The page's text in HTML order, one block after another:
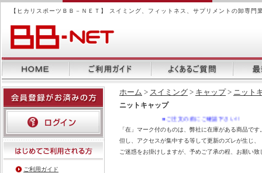
【ヒカリスポーツＢＢ－ＮＥＴ】 スイミング、フィットネス、サプリメントの卸専門
ご利用ガイド
ホーム > スイミング > キャップ> ニット
ニットキャップ
●ご注文の前にご確認下さい!!
「在」マーク付のものは、弊社に在庫がある商品で
但し、アクセスが集中する等して更新のズレが生じ
ご迷惑をお掛けしますが、予めご了承の程、お願い致